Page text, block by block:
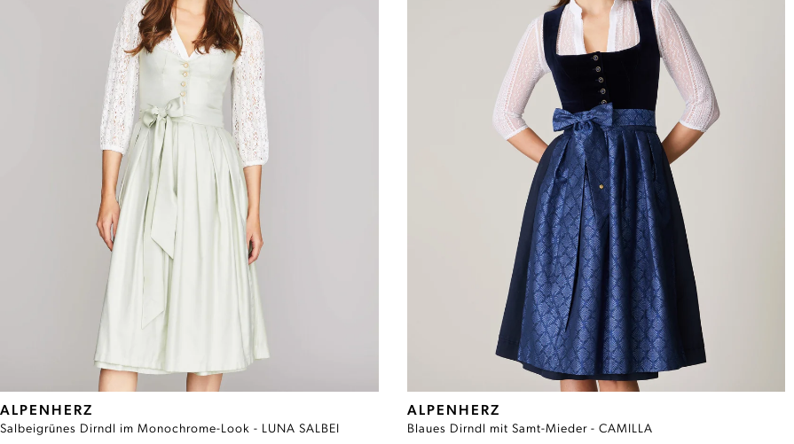
ALPENHERZ
Salbeigrünes Dirndl im Monochrome-Look - LUNA SALBEI
ALPENHERZ
Blaues Dirndl mit Samt-Mieder - CAMILLA